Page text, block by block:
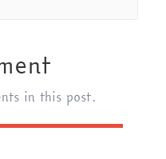
in this post.